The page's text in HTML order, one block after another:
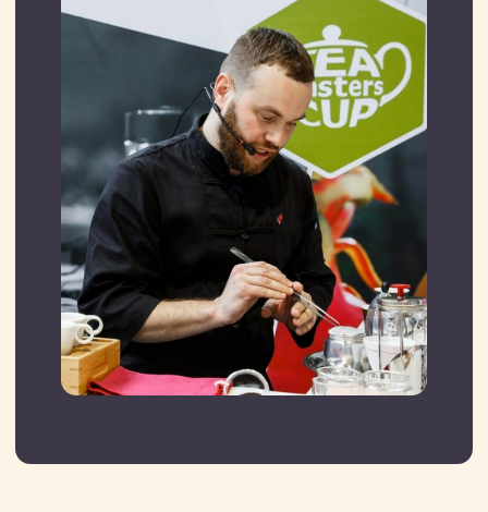
стандартную упаковку, влечет за собой
перерасход упаковки и затраты на
логистику. К примеру, вы заказываете
коробку, которая вмещает 12 пачек
молока по 1000 мл. Одна такая коробка
содержит 12 литров. Но если в каждой
пачке вместо литра будет по 900 мл, то
по итогу вы получаете только 10,8
литра. Это не очень заметно для
покупателя, который приобретает
только бутылку молока для семьи. Но
когда речь идет о крупных заказах для
кофеен, то здесь уже ощутимые потери
в деньгах для бизнеса. Ведь стоимость
упаковки и логистики одинаковая вне
зависимости от того, будет ли в
бутылках/пачках налито 900 мл или
1000 мл.